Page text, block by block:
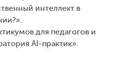
интеллект в
для педагогов и
AI-практик».